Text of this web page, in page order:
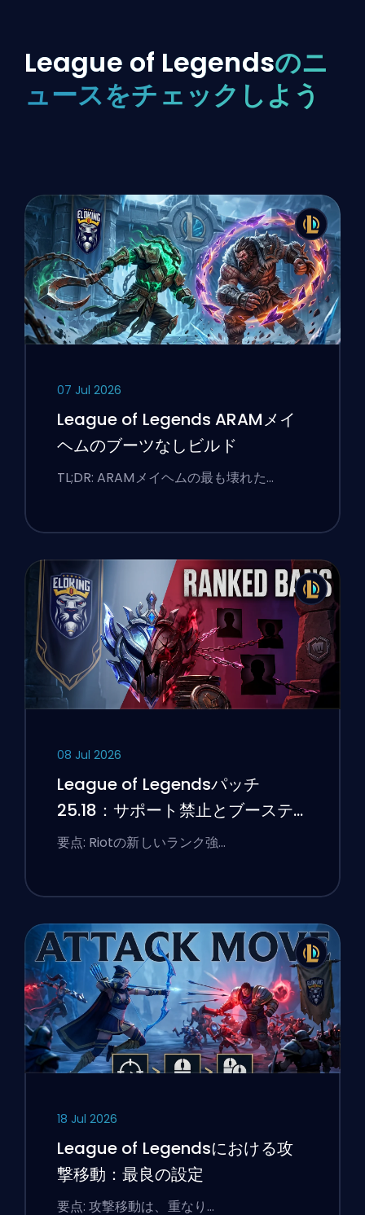
League of Legendsのニ
ュースをチェックしよう
07 Jul 2026
League of Legends ARAMメイ
ヘムのブーツなしビルド
TL;DR: ARAMメイヘムの最も壊れた…
08 Jul 2026
League of Legendsパッチ
25.18：サポート禁止とブーステ
ィングのフラグ
要点: Riotの新しいランク強…
18 Jul 2026
League of Legendsにおける攻
撃移動：最良の設定
要点: 攻撃移動は、重なり…